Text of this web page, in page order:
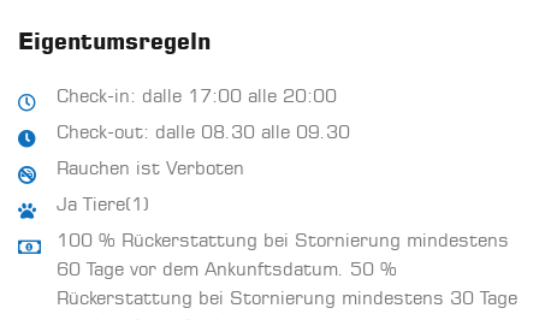
Eigentumsregeln
Check-in: dalle 17:00 alle 20:00
Check-out: dalle 08.30 alle 09.30
Rauchen ist Verboten
Ja Tiere(1)
100 % Rückerstattung bei Stornierung mindestens
60 Tage vor dem Ankunftsdatum. 50 %
Rückerstattung bei Stornierung mindestens 30 Tage